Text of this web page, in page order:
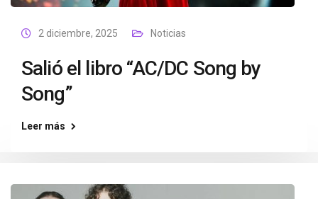
2 diciembre, 2025 Noticias
Salió el libro “AC/DC Song by
Song”
Leer más